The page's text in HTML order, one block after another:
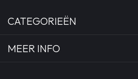
CATEGORIEËN
MEER INFO